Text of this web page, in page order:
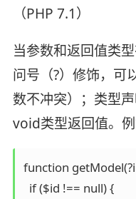
（PHP 7.1）
当参数和返回值类
问号（?）修饰，可
数不冲突）；类型
void类型返回值。例
function
  if ($id !== null) {